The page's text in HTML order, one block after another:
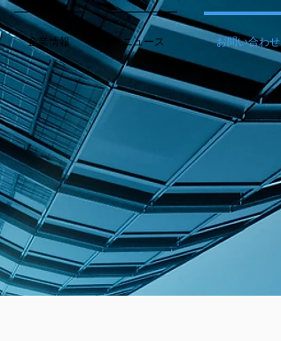
企業情報 ニュース お問い合わせ